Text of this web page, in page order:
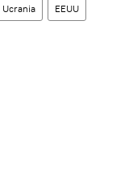
Ucrania EEUU